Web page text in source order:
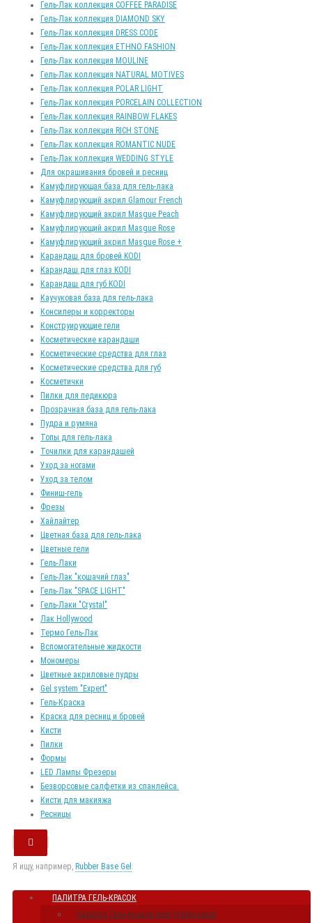
Гель-Лак коллекция COFFEE PARADISE
Гель-Лак коллекция DIAMOND SKY
Гель-Лак коллекция DRESS CODE
Гель-Лак коллекция ETHNO FASHION
Гель-Лак коллекция MOULINE
Гель-Лак коллекция NATURAL MOTIVES
Гель-Лак коллекция POLAR LIGHT
Гель-Лак коллекция PORCELAIN COLLECTION
Гель-Лак коллекция RAINBOW FLAKES
Гель-Лак коллекция RICH STONE
Гель-Лак коллекция ROMANTIC NUDE
Гель-Лак коллекция WEDDING STYLE
Для окрашивания бровей и ресниц
Камуфлирующая база для гель-лака
Камуфлирующий акрил Glamour French
Камуфлирующий акрил Masgue Peach
Камуфлирующий акрил Masgue Rose
Камуфлирующий акрил Masgue Rose +
Карандаш для бровей KODI
Карандаш для глаз KODI
Карандаш для губ KODI
Каучуковая база для гель-лака
Консилеры и корректоры
Конструирующие гели
Косметические карандаши
Косметические средства для глаз
Косметические средства для губ
Косметички
Пилки для педикюра
Прозрачная база для гель-лака
Пудра и румяна
Топы для гель-лака
Точилки для карандашей
Уход за ногами
Уход за телом
Финиш-гель
Фрезы
Хайлайтер
Цветная база для гель-лака
Цветные гели
Гель-Лаки
Гель-Лак "кошачий глаз"
Гель-Лак "SPACE LIGHT"
Гель-Лаки "Crystal"
Лак Hollywood
Термо Гель-Лак
Вспомогательные жидкости
Мономеры
Цветные акриловые пудры
Gel system "Expert"
Гель-Краска
Краска для ресниц и бровей
Кисти
Пилки
Формы
LED Лампы Фрезеры
Безворсовые салфетки из спанлейса.
Кисти для макияжа
Ресницы
Я ищу, например, Rubber Base Gel
ПАЛИТРА ГЕЛЬ-КРАСОК
Палитра Гель-Красок Kodi Professional